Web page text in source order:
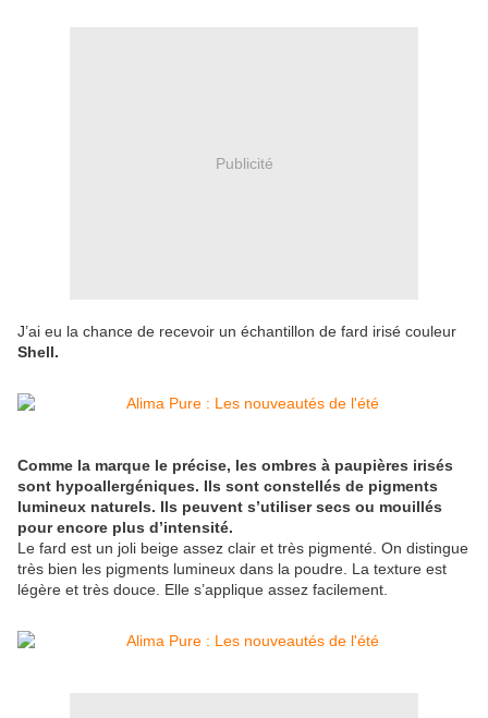
Publicité
J’ai eu la chance de recevoir un échantillon de fard irisé couleur
Shell.
Comme la marque le précise, les ombres à paupières irisés
sont hypoallergéniques. Ils sont constellés de pigments
lumineux naturels. Ils peuvent s’utiliser secs ou mouillés
pour encore plus d’intensité.
Le fard est un joli beige assez clair et très pigmenté. On distingue
très bien les pigments lumineux dans la poudre. La texture est
légère et très douce. Elle s’applique assez facilement.